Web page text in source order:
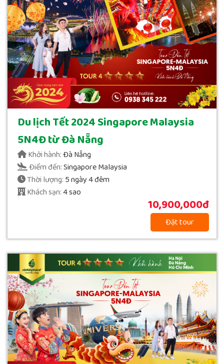
Du lịch Tết 2024 Singapore Malaysia
5N4Đ từ Đà Nẵng
Khởi hành:Đà Nẵng
Điểm đến:Singapore Malaysia
Thời lượng: 5 ngày 4 đêm
Khách sạn:4 sao
10,900,000đ
Đặt tour